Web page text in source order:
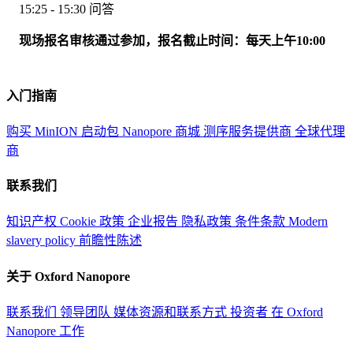
15:25 - 15:30 问答
现场报名审核通过参加，报名截止时间：每天上午10:00
入门指南
购买 MinION 启动包 Nanopore 商城 测序服务提供商 全球代理
商
联系我们
知识产权 Cookie 政策 企业报告 隐私政策 条件条款 Modern
slavery policy 前瞻性陈述
关于 Oxford Nanopore
联系我们 领导团队 媒体资源和联系方式 投资者 在 Oxford
Nanopore 工作